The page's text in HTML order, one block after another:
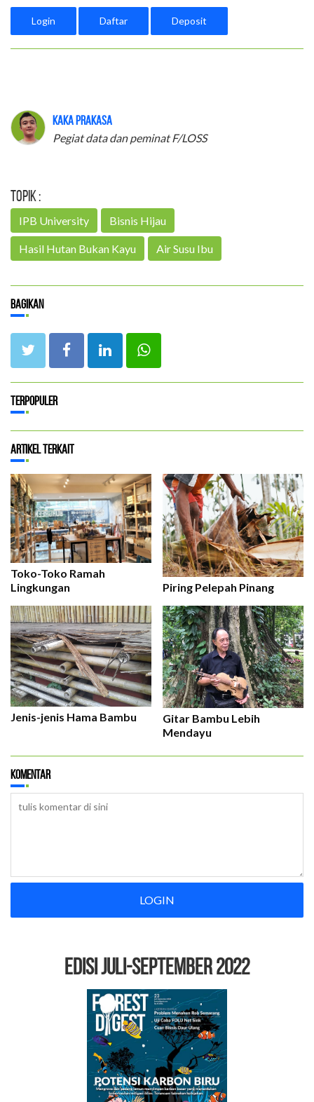
Login Daftar Deposit
Kaka Prakasa
Pegiat data dan peminat F/LOSS
Topik :
IPB University Bisnis Hijau
Hasil Hutan Bukan Kayu Air Susu Ibu
Bagikan
Terpopuler
Artikel Terkait
Toko-Toko Ramah
Lingkungan
Piring Pelepah Pinang
Jenis-jenis Hama Bambu
Gitar Bambu Lebih
Mendayu
Komentar
LOGIN
EDISI Juli-September 2022